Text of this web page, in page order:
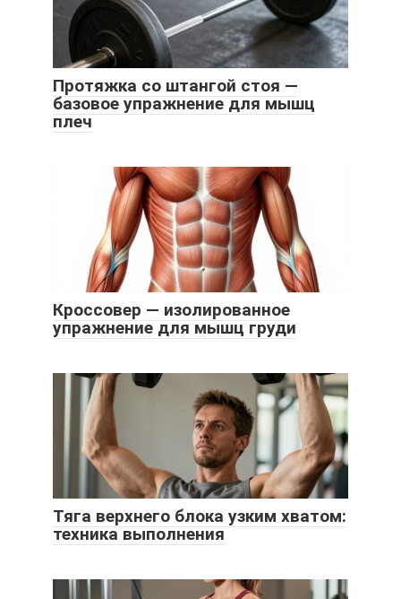
Протяжка со штангой стоя —
базовое упражнение для мышц
плеч
Кроссовер — изолированное
упражнение для мышц груди
Тяга верхнего блока узким хватом:
техника выполнения